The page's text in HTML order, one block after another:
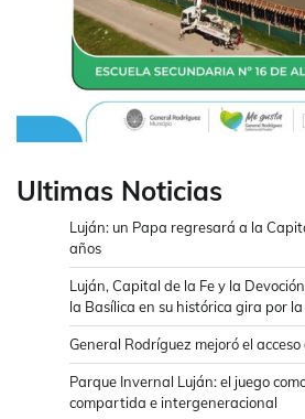
Ultimas Noticias
Luján: un Papa regresará a la
años
Luján, Capital de la Fe y la
la Basílica en su histórica gira por
General Rodríguez mejoró el acceso
Parque Invernal Luján: el juego
compartida e intergeneracional